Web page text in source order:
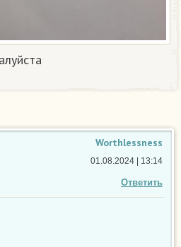
Worthlessness
Ответить
01.08.2024 | 13:14